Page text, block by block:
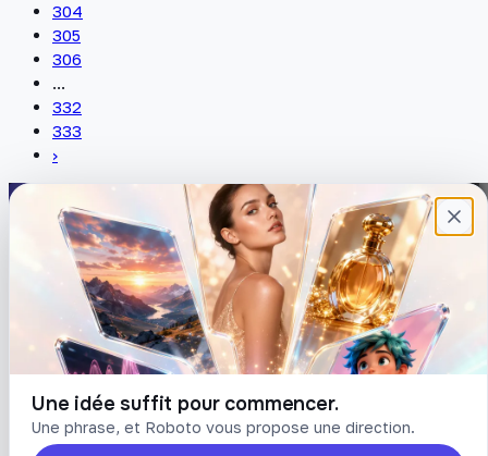
304
305
306
...
332
333
›
Une idée suffit pour commencer.
Une phrase, et Roboto vous propose une direction.
Plateforme française de création de
contenu avec l’IA. Demandez, Roboto crée.
DÉCOUVRIR
Prompts
Blog
Tarifs
COMPTE
Connexion
Créer un compte
Mot de passe oublié
LÉGAL